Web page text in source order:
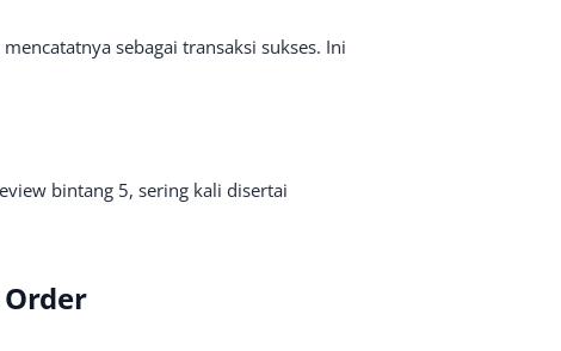
sebagai transaksi sukses. Ini
bintang 5, sering kali disertai